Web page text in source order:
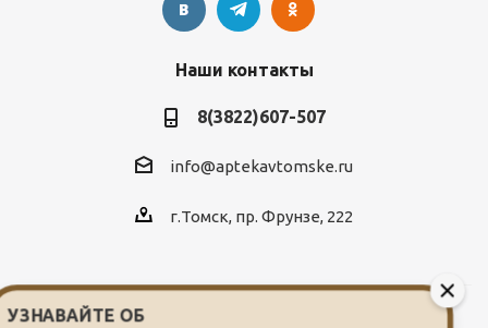
Наши контакты
8(3822)607-507
info@aptekavtomske.ru
г.Томск, пр. Фрунзе, 222
УЗНАВАЙТЕ ОБ